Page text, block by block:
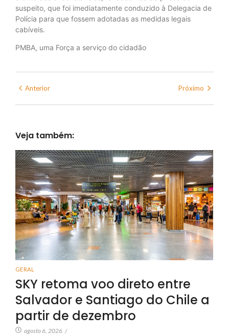
suspeito, que foi imediatamente conduzido à Delegacia de
Polícia para que fossem adotadas as medidas legais
cabíveis.
PMBA, uma Força a serviço do cidadão
Anterior Próximo
Veja também:
GERAL
SKY retoma voo direto entre
Salvador e Santiago do Chile a
partir de dezembro
agosto 6, 2026 /